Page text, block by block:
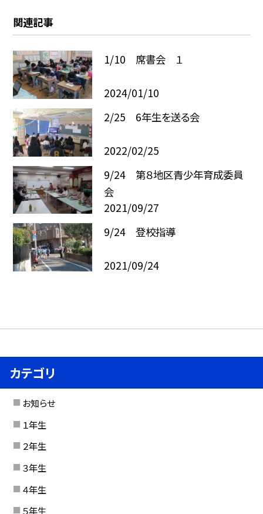
関連記事
1/10 席書会 １
2024/01/10
2/25 6年生を送る会
2022/02/25
9/24 第８地区青少年育成委員
会
2021/09/27
9/24 登校指導
2021/09/24
カテゴリ
お知らせ
１年生
２年生
３年生
４年生
５年生